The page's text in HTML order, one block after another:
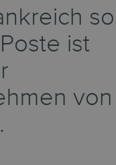
so
ist
von